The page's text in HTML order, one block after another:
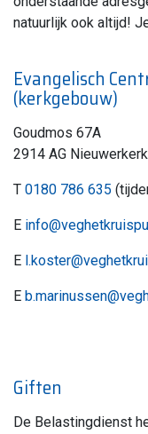
natuurlijk ook altijd!
Evangelisch
(kerkgebouw)
Goudmos 67A
2914 AG
T 0180 786 635
E
E
E
Giften
De Belastingdienst